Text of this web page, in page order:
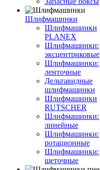
Шлифмашинки
Шлифмашинки
PLANEX
Шлифмашинки:
эксцентриковые
Шлифмашинки:
ленточные
Дельтавидные
шлифмашинки
Шлифмашинки
RUTSCHER
Шлифмашинки:
линейные
Шлифмашинки:
ротационные
Шлифмашинки:
щеточные